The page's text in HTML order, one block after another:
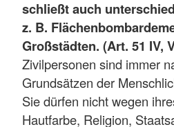
schließt auch
z. B.
Großstädten. (Art. 51 IV,
Zivilpersonen sind immer
Grundsätzen der
Sie dürfen nicht wegen
Hautfarbe, Religion,